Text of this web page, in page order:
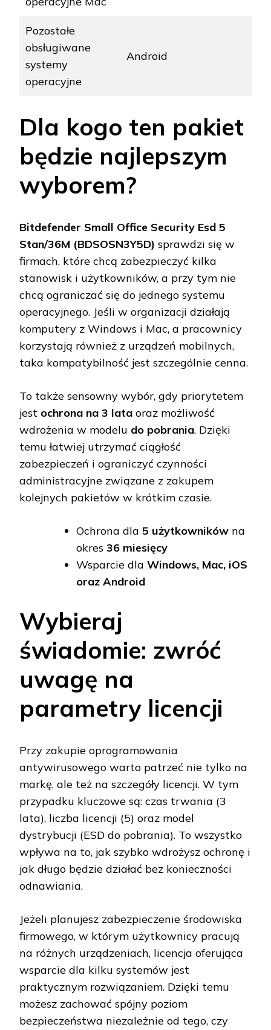
Pozostałe
obsługiwane
systemy
operacyjne
Android
Dla kogo ten pakiet
będzie najlepszym
wyborem?
Bitdefender Small Office Security Esd 5
Stan/36M (BDSOSN3Y5D) sprawdzi się w
firmach, które chcą zabezpieczyć kilka
stanowisk i użytkowników, a przy tym nie
chcą ograniczać się do jednego systemu
operacyjnego. Jeśli w organizacji działają
komputery z Windows i Mac, a pracownicy
korzystają również z urządzeń mobilnych,
taka kompatybilność jest szczególnie cenna.
To także sensowny wybór, gdy priorytetem
jest ochrona na 3 lata oraz możliwość
wdrożenia w modelu do pobrania. Dzięki
temu łatwiej utrzymać ciągłość
zabezpieczeń i ograniczyć czynności
administracyjne związane z zakupem
kolejnych pakietów w krótkim czasie.
Ochrona dla 5 użytkowników na
okres 36 miesięcy
Wsparcie dla Windows, Mac, iOS
oraz Android
Wybieraj
świadomie: zwróć
uwagę na
parametry licencji
Przy zakupie oprogramowania
antywirusowego warto patrzeć nie tylko na
markę, ale też na szczegóły licencji. W tym
przypadku kluczowe są: czas trwania (3
lata), liczba licencji (5) oraz model
dystrybucji (ESD do pobrania). To wszystko
wpływa na to, jak szybko wdrożysz ochronę i
jak długo będzie działać bez konieczności
odnawiania.
Jeżeli planujesz zabezpieczenie środowiska
firmowego, w którym użytkownicy pracują
na różnych urządzeniach, licencja oferująca
wsparcie dla kilku systemów jest
praktycznym rozwiązaniem. Dzięki temu
możesz zachować spójny poziom
bezpieczeństwa niezależnie od tego, czy